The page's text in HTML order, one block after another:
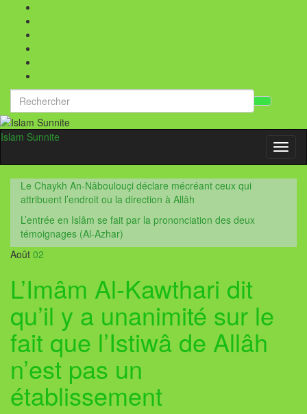
Search
for:
Islam Sunnite
Le Chaykh An-Nâboulouçi déclare mécréant ceux qui
attribuent l’endroit ou la direction à Allâh
L’entrée en Islâm se fait par la prononciation des deux
témoignages (Al-Azhar)
Août 02
L’Imâm Al-Kawthari dit
qu’il y a unanimité sur le
fait que l’Istiwâ de Allâh
n’est pas un
établissement